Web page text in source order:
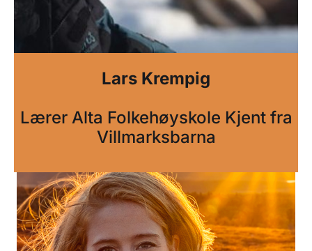
Lars Krempig
Lærer Alta Folkehøyskole Kjent fra
Villmarksbarna